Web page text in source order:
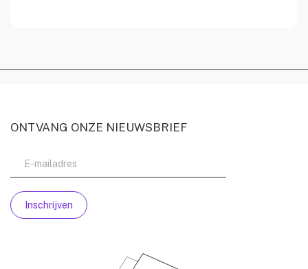
ONTVANG ONZE NIEUWSBRIEF